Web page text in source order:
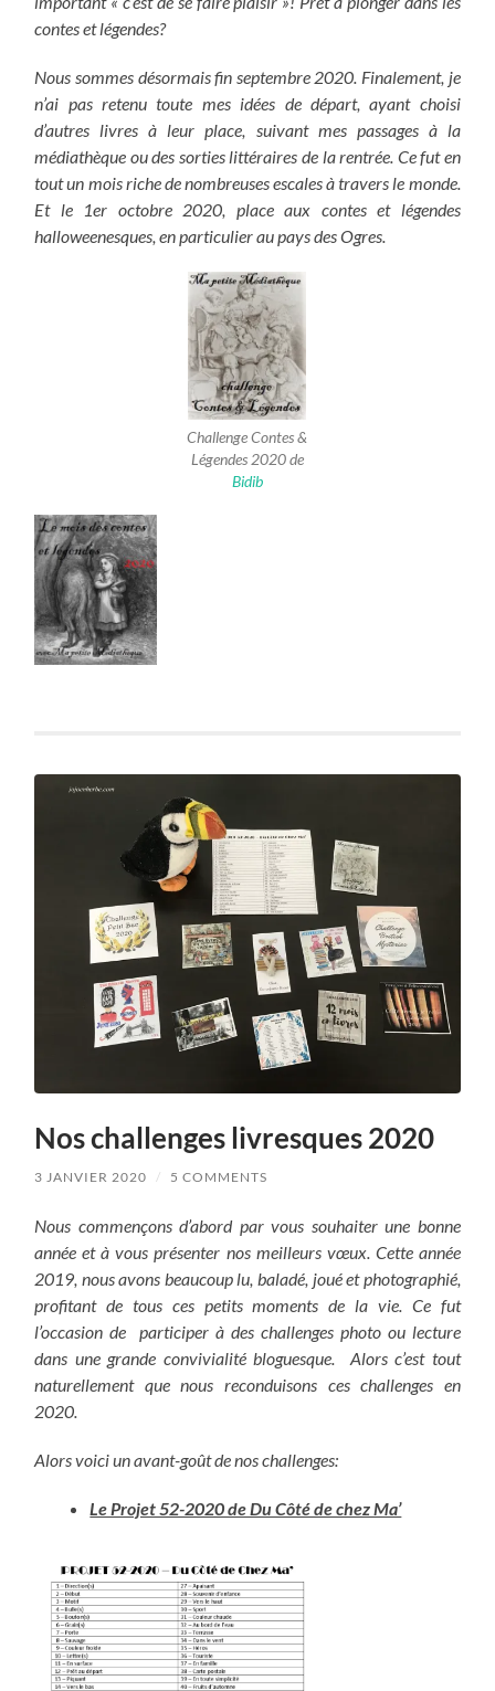
contes et légendes?
Nous sommes désormais fin septembre 2020. Finalement, je
n’ai pas retenu toute mes idées de départ, ayant choisi
d’autres livres à leur place, suivant mes passages à la
médiathèque ou des sorties littéraires de la rentrée. Ce fut en
tout un mois riche de nombreuses escales à travers le monde.
Et le 1er octobre 2020, place aux contes et légendes
halloweenesques, en particulier au pays des Ogres.
Challenge Contes &
Légendes 2020 de
Bidib
Nos challenges livresques 2020
3 JANVIER 2020 / 5 COMMENTS
Nous commençons d’abord par vous souhaiter une bonne
année et à vous présenter nos meilleurs vœux. Cette année
2019, nous avons beaucoup lu, baladé, joué et photographié,
profitant de tous ces petits moments de la vie. Ce fut
l’occasion de participer à des challenges photo ou lecture
dans une grande convivialité bloguesque. Alors c’est tout
naturellement que nous reconduisons ces challenges en
2020.
Alors voici un avant-goût de nos challenges:
Le Projet 52-2020 de Du Côté de chez Ma’